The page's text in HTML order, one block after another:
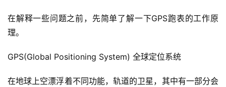
在解释一些问题之前，先简单了解一下GPS跑表的工作原
理。
GPS(Global Positioning System) 全球定位系统
在地球上空漂浮着不同功能，轨道的卫星，其中有一部分会